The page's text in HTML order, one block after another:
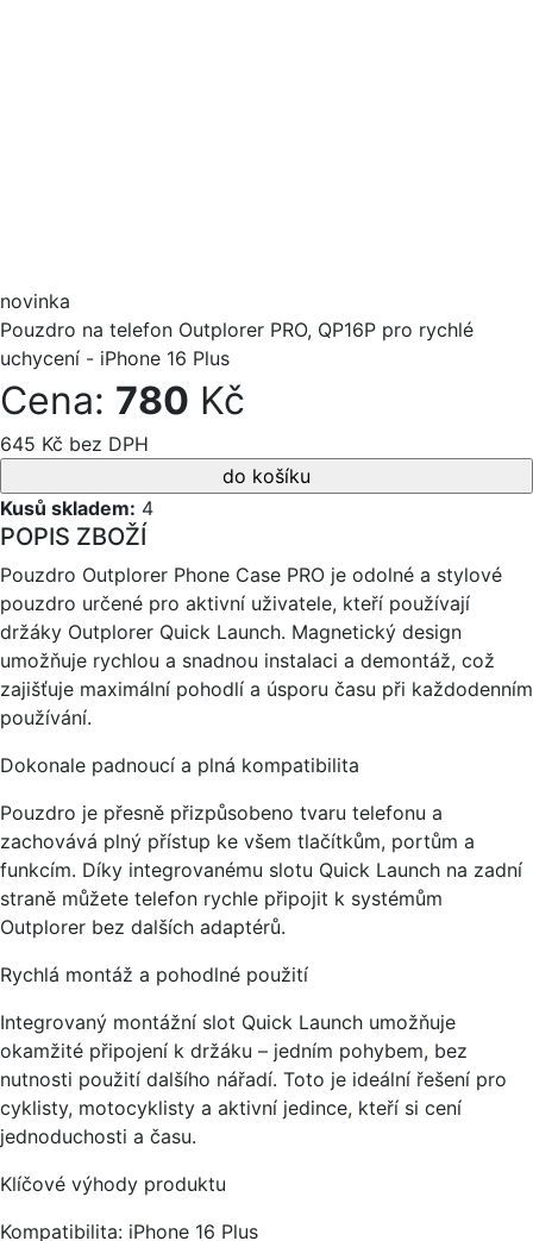
novinka
Pouzdro na telefon Outplorer PRO, QP16P pro rychlé
uchycení - iPhone 16 Plus
Cena: 780 Kč
645 Kč bez DPH
Kusů skladem: 4
POPIS ZBOŽÍ
Pouzdro Outplorer Phone Case PRO je odolné a stylové
pouzdro určené pro aktivní uživatele, kteří používají
držáky Outplorer Quick Launch. Magnetický design
umožňuje rychlou a snadnou instalaci a demontáž, což
zajišťuje maximální pohodlí a úsporu času při každodenním
používání.
Dokonale padnoucí a plná kompatibilita
Pouzdro je přesně přizpůsobeno tvaru telefonu a
zachovává plný přístup ke všem tlačítkům, portům a
funkcím. Díky integrovanému slotu Quick Launch na zadní
straně můžete telefon rychle připojit k systémům
Outplorer bez dalších adaptérů.
Rychlá montáž a pohodlné použití
Integrovaný montážní slot Quick Launch umožňuje
okamžité připojení k držáku – jedním pohybem, bez
nutnosti použití dalšího nářadí. Toto je ideální řešení pro
cyklisty, motocyklisty a aktivní jedince, kteří si cení
jednoduchosti a času.
Klíčové výhody produktu
Kompatibilita: iPhone 16 Plus